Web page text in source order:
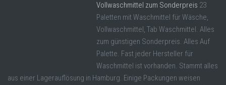
Vollwaschmittel zum Sonderpreis 23
Paletten mit Waschmittel für Wäsche,
Vollwaschmittel, Tab Waschmittel. Alles
zum günstigen Sonderpreis. Alles Auf
Palette. Fast jeder Hersteller für
Waschmittel ist vorhanden. Stammt alles
aus einer Lagerauflösung in Hamburg. Einige Packungen weisen